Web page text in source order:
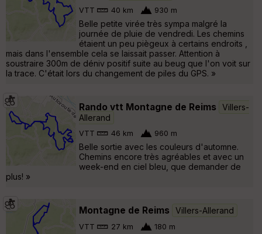
VTT 40 km 930 m
Belle petite virée très sympa malgré la
journée de pluie de vendredi. Les chemins
étaient un peu piègeux à certains endroits ,
mais dans l'ensemble cela se laissait passer. Attention à
soustraire 300m de déniv positif suite au beug que l'on voit sur
la trace. C'était lors du changement de piles du GPS. »
Rando vtt Montagne de Reims
Villers-
Allerand
VTT 46 km 960 m
Belle sortie avec les couleurs d'automne.
Chemins encore très agréables et avec un
week-end en ciel bleu, que demander de
plus! »
Montagne de Reims Villers-Allerand
VTT 27 km 180 m